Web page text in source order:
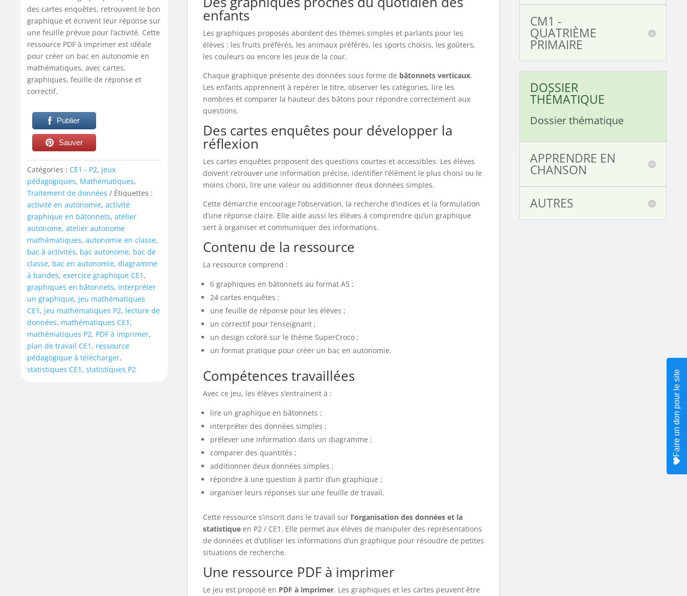
des cartes enquêtes, retrouvent le bon
graphique et écrivent leur réponse sur
une feuille prévue pour l’activité. Cette
ressource PDF à imprimer est idéale
pour créer un bac en autonomie en
mathématiques, avec cartes,
graphiques, feuille de réponse et
correctif.
Publier
Sauver
Catégories : CE1 - P2, Jeux
pédagogiques, Mathématiques,
Traitement de données
Étiquettes :
activité en autonomie, activité
graphique en bâtonnets, atelier
autonome, atelier autonome
mathématiques, autonomie en classe,
bac à activités, bac autonome, bac de
classe, bac en autonomie, diagramme
à bandes, exercice graphique CE1 ,
graphiques en bâtonnets, interpréter
un graphique, jeu mathématiques
CE1 , jeu mathématiques P2, lecture de
données, mathématiques CE1 ,
mathématiques P2, PDF à imprimer,
plan de travail CE1 , ressource
pédagogique à télécharger,
statistiques CE1 , statistiques P2
enfants
Les graphiques proposés abordent des thèmes simples et parlants pour les
élèves : les fruits préférés, les animaux préférés, les sports choisis, les goûters,
les couleurs ou encore les jeux de la cour.
Chaque graphique présente des données sous forme de bâtonnets verticaux.
Les enfants apprennent à repérer le titre, observer les catégories, lire les
nombres et comparer la hauteur des bâtons pour répondre correctement aux
questions.
Des cartes enquêtes pour développer la
réflexion
Les cartes enquêtes proposent des questions courtes et accessibles. Les élèves
doivent retrouver une information précise, identifier l’élément le plus choisi ou le
moins choisi, lire une valeur ou additionner deux données simples.
Cette démarche encourage l’observation, la recherche d’indices et la formulation
d’une réponse claire. Elle aide aussi les élèves à comprendre qu’un graphique
sert à organiser et communiquer des informations.
Contenu de la ressource
La ressource comprend :
6 graphiques en bâtonnets au format A5 ;
24 cartes enquêtes ;
une feuille de réponse pour les élèves ;
un correctif pour l’enseignant ;
un design coloré sur le thème SuperCroco ;
un format pratique pour créer un bac en autonomie.
Compétences travaillées
Avec ce jeu, les élèves s’entrainent à :
lire un graphique en bâtonnets ;
interpréter des données simples ;
prélever une information dans un diagramme ;
comparer des quantités ;
additionner deux données simples ;
répondre à une question à partir d’un graphique ;
organiser leurs réponses sur une feuille de travail.
Cette ressource s’inscrit dans le travail sur l’organisation des données et la
statistiqueen P2 / CE1. Elle permet aux élèves de manipuler des représentations
de données et d’utiliser les informations d’un graphique pour résoudre de petites
situations de recherche.
Une ressource PDF à imprimer
Le jeu est proposé en PDF à imprimer. Les graphiques et les cartes peuvent être
CM1 -
QUATRIÈME
PRIMAIRE
DOSSIER
THÉMATIQUE
Dossier thématique
APPRENDRE EN
CHANSON
AUTRES
Faire un don pour le site